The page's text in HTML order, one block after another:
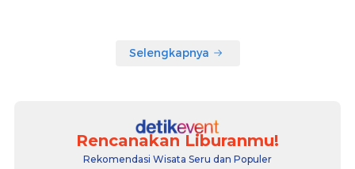
Selengkapnya
Rencanakan Liburanmu!
Rekomendasi Wisata Seru dan Populer